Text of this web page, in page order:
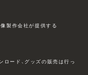
製作会社が提供する
ロード、グッズの販売は行っ